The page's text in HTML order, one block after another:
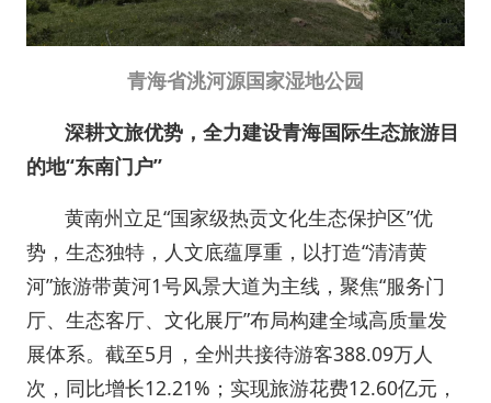
青海省洮河源国家湿地公园
深耕文旅优势，全力建设青海国际生态旅游目
的地“东南门户”
黄南州立足“国家级热贡文化生态保护区”优
势，生态独特，人文底蕴厚重，以打造“清清黄
河”旅游带黄河1号风景大道为主线，聚焦“服务门
厅、生态客厅、文化展厅”布局构建全域高质量发
展体系。截至5月，全州共接待游客388.09万人
次，同比增长12.21%；实现旅游花费12.60亿元，